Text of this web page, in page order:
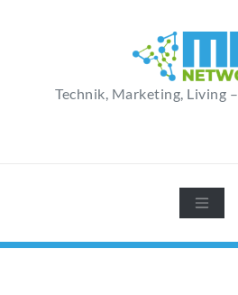
Technik, Marketing, Living